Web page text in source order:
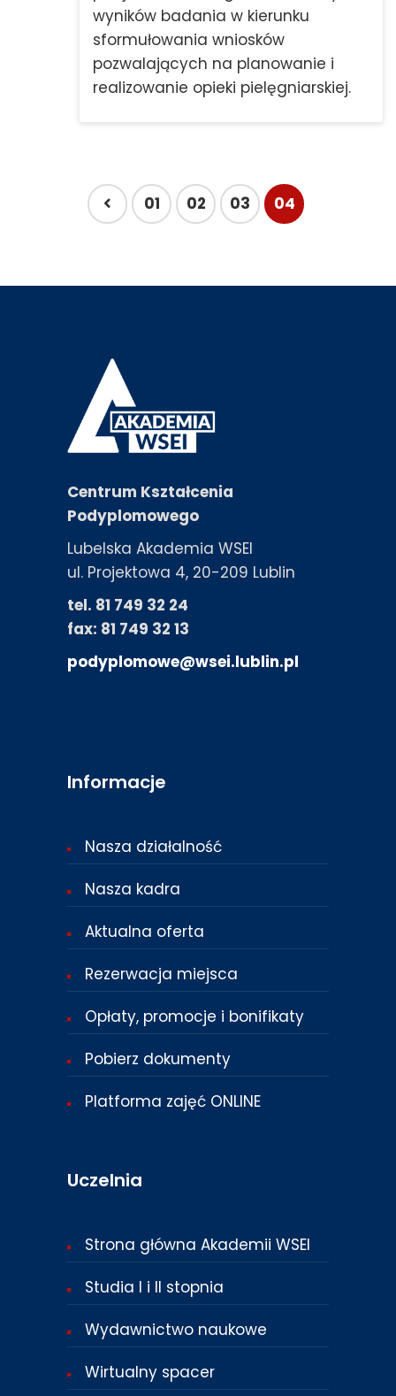
wyników badania w kierunku
sformułowania wniosków
pozwalających na planowanie i
realizowanie opieki pielęgniarskiej.
01 02 03 04
Centrum Kształcenia
Podyplomowego
Lubelska Akademia WSEI
ul. Projektowa 4, 20-209 Lublin
tel. 81 749 32 24
fax: 81 749 32 13
podyplomowe@wsei.lublin.pl
Informacje
Nasza działalność
Nasza kadra
Aktualna oferta
Rezerwacja miejsca
Opłaty, promocje i bonifikaty
Pobierz dokumenty
Platforma zajęć ONLINE
Uczelnia
Strona główna Akademii WSEI
Studia I i II stopnia
Wydawnictwo naukowe
Wirtualny spacer